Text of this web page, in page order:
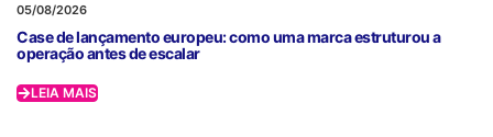
05/08/2026
Case de lançamento europeu: como uma marca estruturou a
operação antes de escalar
LEIA MAIS